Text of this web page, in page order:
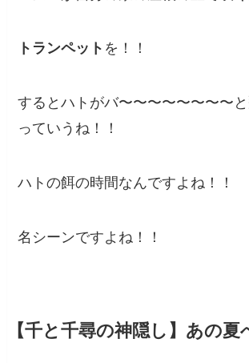
トランペット を！！
するとハトがバ〜〜〜〜〜〜〜〜
っていうね！！
ハトの餌の時間なんですよね！！
名シーンですよね！！
【千と千尋の神隠し】あの夏